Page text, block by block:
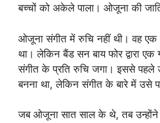
बच्चों को अकेले पाला। ओजूना की
ओजूना संगीत में रुचि नहीं थी। वह एक
था। लेकिन बैंड सन बाय फोर द्वारा
संगीत के प्रति रुचि जगा। इससे पहले
बनना था, लेकिन संगीत के बारे में उसे
जब ओजूना सात साल के थे, तब उन्होंने